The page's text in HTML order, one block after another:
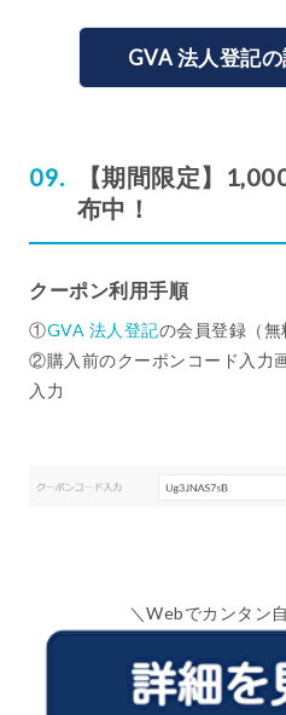
GVA 法人登記
【期間限定】
布中！
クーポン利用手順
①GVA 法人登記の会員登録（無
②購入前のクーポンコード入力
入力
＼Webでカンタン